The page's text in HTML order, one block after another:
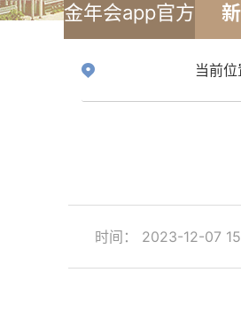
金年会app官方
当前位
时间： 2023-12-07